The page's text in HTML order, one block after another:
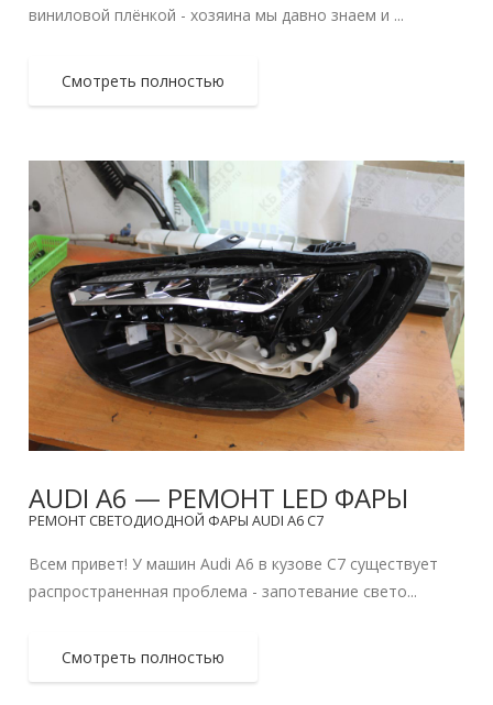
виниловой плёнкой - хозяина мы давно знаем и ...
Смотреть полностью
AUDI A6 — РЕМОНТ LED ФАРЫ
РЕМОНТ СВЕТОДИОДНОЙ ФАРЫ AUDI A6 C7
Всем привет! У машин Audi A6 в кузове C7 существует
распространенная проблема - запотевание свето...
Смотреть полностью